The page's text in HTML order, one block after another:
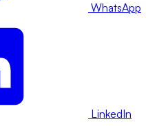
WhatsApp
LinkedIn